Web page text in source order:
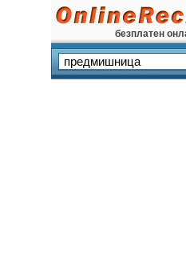
безплатен